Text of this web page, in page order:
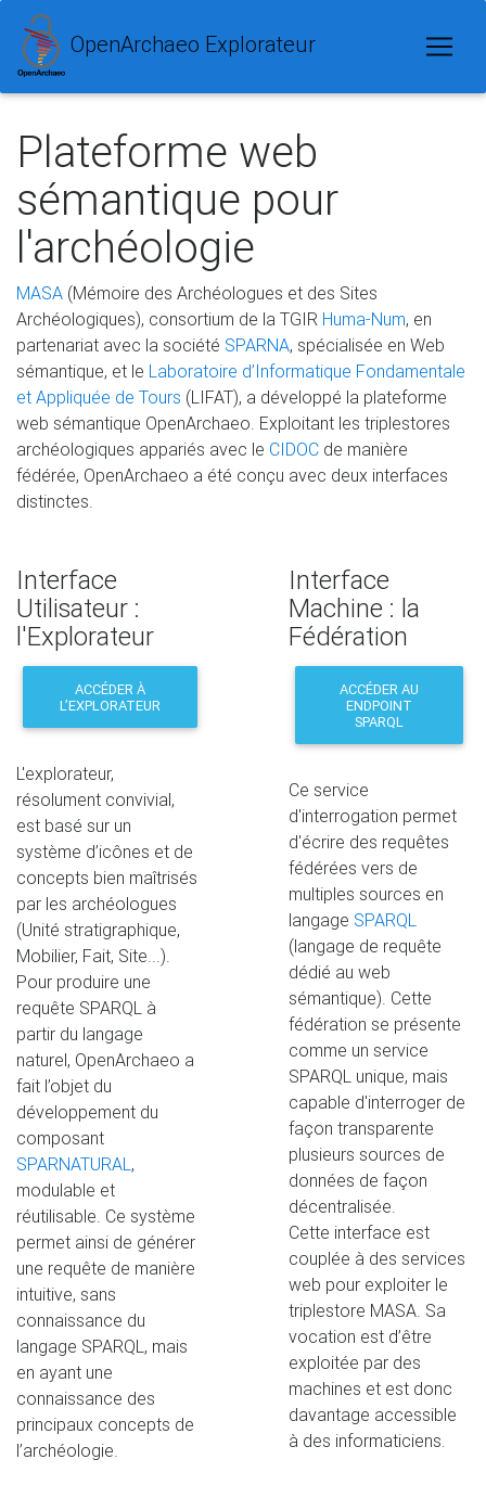
OpenArchaeo Explorateur
Plateforme web
sémantique pour
l'archéologie
MASA (Mémoire des Archéologues et des Sites
Archéologiques), consortium de la TGIR Huma-Num, en
partenariat avec la société SPARNA, spécialisée en Web
sémantique, et le Laboratoire d’Informatique Fondamentale
et Appliquée de Tours (LIFAT), a développé la plateforme
web sémantique OpenArchaeo. Exploitant les triplestores
archéologiques appariés avec le CIDOC de manière
fédérée, OpenArchaeo a été conçu avec deux interfaces
distinctes.
Interface
Machine : la
Fédération
ACCÉDER AU
ENDPOINT
SPARQL
Ce service
d'interrogation permet
d'écrire des requêtes
fédérées vers de
multiples sources en
langage SPARQL
(langage de requête
dédié au web
sémantique). Cette
fédération se présente
comme un service
SPARQL unique, mais
capable d'interroger de
façon transparente
plusieurs sources de
données de façon
décentralisée.
Cette interface est
couplée à des services
web pour exploiter le
triplestore MASA. Sa
vocation est d’être
exploitée par des
machines et est donc
davantage accessible
à des informaticiens.
Interface
Utilisateur :
l'Explorateur
ACCÉDER À
L’EXPLORATEUR
L'explorateur,
résolument convivial,
est basé sur un
système d’icônes et de
concepts bien maîtrisés
par les archéologues
(Unité stratigraphique,
Mobilier, Fait, Site...).
Pour produire une
requête SPARQL à
partir du langage
naturel, OpenArchaeo a
fait l’objet du
développement du
composant
SPARNATURAL,
modulable et
réutilisable. Ce système
permet ainsi de générer
une requête de manière
intuitive, sans
connaissance du
langage SPARQL, mais
en ayant une
connaissance des
principaux concepts de
l’archéologie.